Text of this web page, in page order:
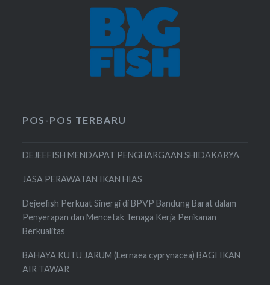
POS-POS TERBARU
DEJEEFISH MENDAPAT PENGHARGAAN SHIDAKARYA
JASA PERAWATAN IKAN HIAS
Dejeefish Perkuat Sinergi di BPVP Bandung Barat dalam
Penyerapan dan Mencetak Tenaga Kerja Perikanan
Berkualitas
BAHAYA KUTU JARUM (Lernaea cyprynacea) BAGI IKAN
AIR TAWAR